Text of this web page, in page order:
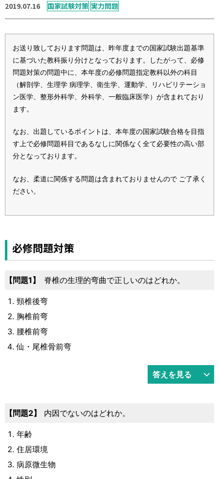
2019.07.16 国家試験対策 実力問題
お送り致しております問題は、昨年度までの国家試験出題基準
に基づいた教科振り分けとなっております。したがって、必修
問題対策の問題中に、本年度の必修問題指定教科以外の科目
（解剖学、生理学 病理学、衛生学、運動学、リハビリテーショ
ン医学、整形外科学、外科学、一般臨床医学）が含まれており
ます。
なお、出題しているポイントは、本年度の国家試験合格を目指
す上で必修問題科目であるなしに関係なく全て必要性の高い部
分となっております。
なお、柔道に関係する問題は含まれておりませんので ご了承く
ださい。
必修問題対策
1 脊椎の生理的弯曲で正しいのはどれか。
頸椎後弯
胸椎前弯
腰椎前弯
仙・尾椎骨前弯
答えを見る
2 内因でないのはどれか。
年齢
住居環境
病原微生物